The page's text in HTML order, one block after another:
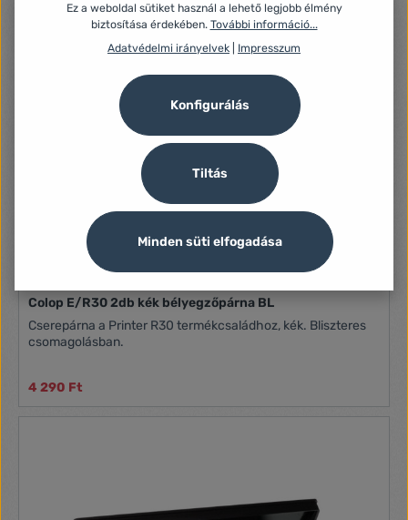
Colop E/R30 2db kék bélyegzőpárna BL
Cserepárna a Printer R30 termékcsaládhoz, kék. Bliszteres
csomagolásban.
4 290 Ft
Ez a weboldal sütiket használ a lehető legjobb élmény
biztosítása érdekében. További információ...
Adatvédelmi irányelvek
Impresszum
Tiltás
Konfigurálás
Minden süti elfogadása